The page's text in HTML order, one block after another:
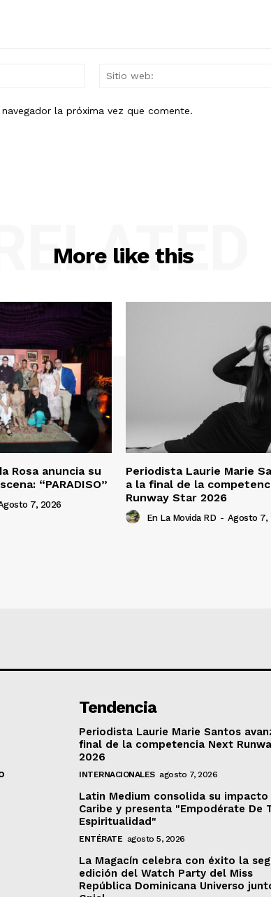
Mail:*
la próxima vez que comente.
More like this
RELATED
Rosa anuncia su
“PARADISO”
7, 2026
Periodista Laurie Marie
a la final de la
Runway Star 2026
En La Movida RD - Agosto 7,
Tendencia
Periodista Laurie Marie Santos
final de la competencia Next
2026
INTERNACIONALES agosto 7, 2026
Latin Medium consolida su impacto
Caribe y presenta "Empodérate De
Espiritualidad"
ENTÉRATE agosto 5, 2026
La Magacín celebra con éxito la
edición del Watch Party del Miss
República Dominicana Universo